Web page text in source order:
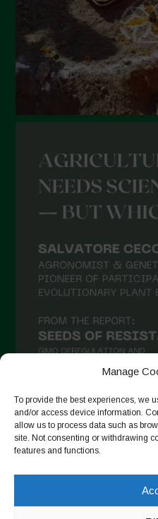
Manage
To provide the best experiences, we
and/or access device information.
allow us to process data such as
site. Not consenting or withdrawing
features and functions.
Febbraio 2022
Gennaio 2022
Dicembre 2021
Novembre 2021
Settembre 2021
Agosto 2021
Luglio 2021
Aprile 2021
Febbraio 2021
Gennaio 2021
Novembre 2020
Ottobre 2020
Agosto 2020
Giugno 2020
Segui
Copyright © 2026. All rights